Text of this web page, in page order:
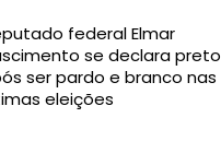
federal Elmar
se declara preto
ser pardo e branco nas
eleições